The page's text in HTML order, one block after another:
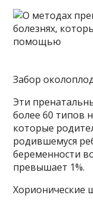
Забор
Эти
более 60 типов
которые
родившемуся
беременности
превышает 1%.
Хорионические